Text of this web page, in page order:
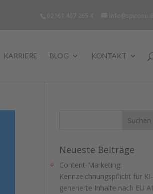
KARRIERE BLOG KONTAKT
Neueste Beiträge
Content-Marketing:
Kennzeichnungspflicht für KI-
generierte Inhalte nach EU AI